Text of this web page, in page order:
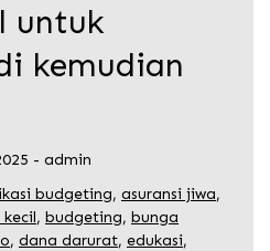
untuk
kemudian
- admin
budgeting, asuransi jiwa,
kecil, budgeting, bunga
, dana darurat, edukasi,